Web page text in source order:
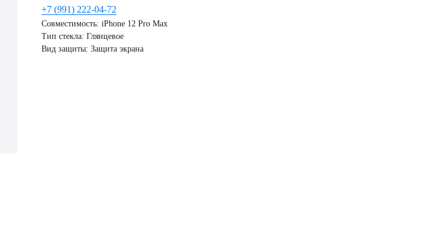
+7 (991) 222-04-72
Совместимость: iPhone 12 Pro Max
Тип стекла: Глянцевое
Вид защиты: Защита экрана